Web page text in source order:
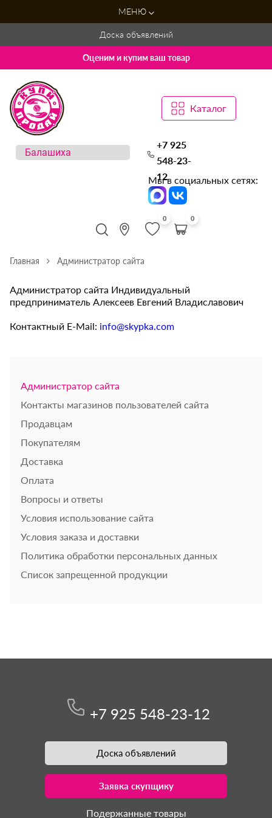
МЕНЮ
Доска объявлений
Оценим и купим ваш товар
Каталог
+7 925
548-23-
12
Мы в социальных сетях:
0 0
Главная Администратор сайта
Администратор сайта Индивидуальный
предприниматель Алексеев Евгений Владиславович
Контактный E-Mail: info@skypka.com
Администратор сайта
Контакты магазинов пользователей сайта
Продавцам
Покупателям
Доставка
Оплата
Вопросы и ответы
Условия использование сайта
Условия заказа и доставки
Политика обработки персональных данных
Список запрещенной продукции
+7 925 548-23-12
Доска объявлений
Заявка скупщику
Подержанные товары